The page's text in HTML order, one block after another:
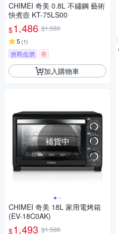
CHIMEI 奇美 0.8L 不鏽鋼 藝術
快煮壺 KT-75LS00
$1,486 $1,580
5 (1)
挑戰低價 券
加入購物車
補貨中
CHIMEI 奇美 18L 家用電烤箱
(EV-18C0AK)
$1,493 $1,588